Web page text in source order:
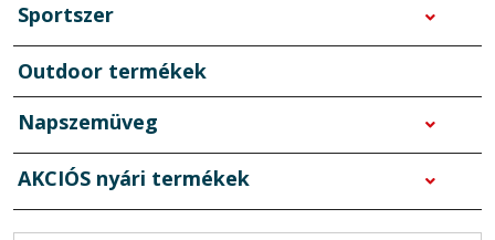
Sportszer
Outdoor termékek
Napszemüveg
AKCIÓS nyári termékek